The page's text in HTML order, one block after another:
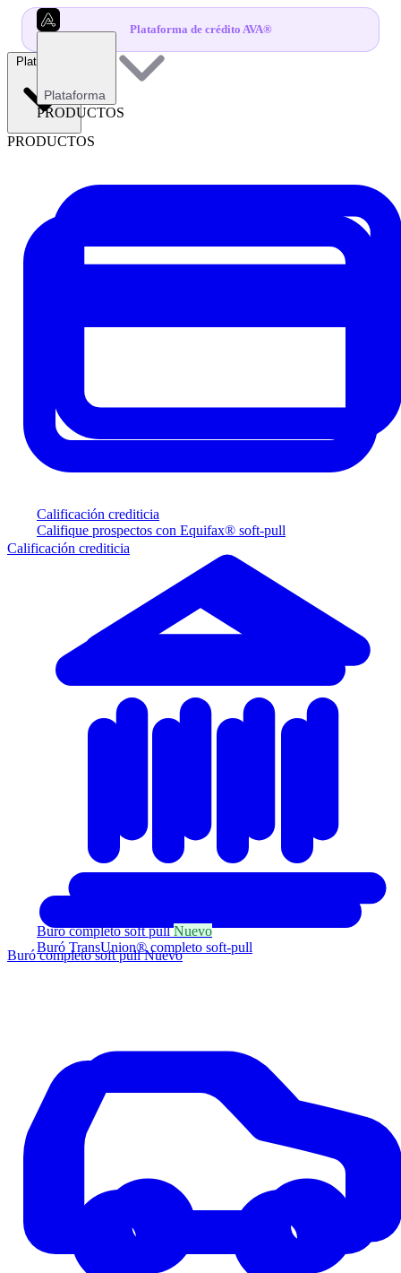
Plataforma de crédito AVA®
Plataforma
PRODUCTOS
Calificación crediticia
Califique prospectos con Equifax® soft-pull
Buró completo soft pullNuevo
Buró TransUnion® completo soft-pull
Plataforma
PRODUCTOS
Calificación crediticia
Buró completo soft pullNuevo